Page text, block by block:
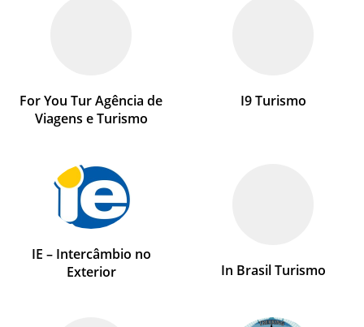
For You Tur Agência de
Viagens e Turismo
I9 Turismo
IE – Intercâmbio no
Exterior
In Brasil Turismo